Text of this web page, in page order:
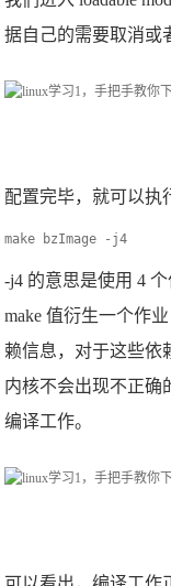
据自己的需要取消或
配置完毕，就可以执
make bzImage -j4
-j4 的意思是使用 4
make 值衍生一个作
赖信息，对于这些依
内核不会出现不正确
编译工作。